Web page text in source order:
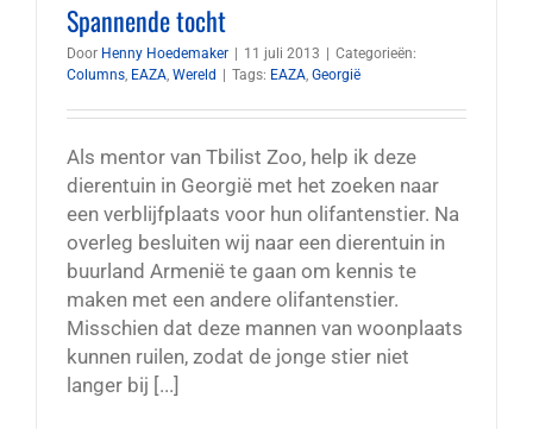
Spannende tocht
Door Henny Hoedemaker 11 juli 2013
Categorieën:
Columns, EAZA, Wereld Tags: EAZA, Georgië
Als mentor van Tbilist Zoo, help ik deze
dierentuin in Georgië met het zoeken naar
een verblijfplaats voor hun olifantenstier. Na
overleg besluiten wij naar een dierentuin in
buurland Armenië te gaan om kennis te
maken met een andere olifantenstier.
Misschien dat deze mannen van woonplaats
kunnen ruilen, zodat de jonge stier niet
langer bij [...]